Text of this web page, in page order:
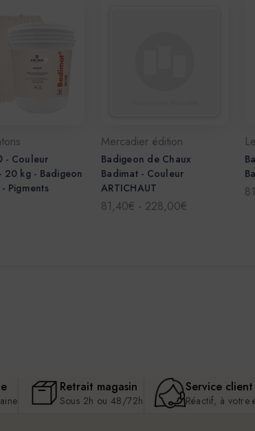
- Couleur
20 kg - Badigeon
Pigments
Mercadier édition
Badigeon de Chaux
Badimat - Couleur
ARTICHAUT
81,40€ - 228,00€
Retrait magasin
Sous 2h ou 48/72h
Service client
Réactif, à votre